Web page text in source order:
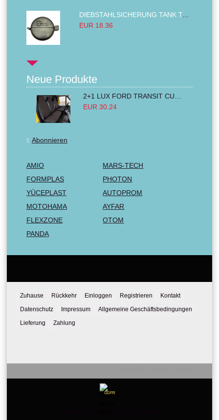
DIEBSTAHLSICHERUNG TANK TANKDECKEL DIESELTANK KRAFTSTOFFTANKDECKEL VERRIEGELUNG PASSEND FÜR LKW PKW TRAKTOREN BAGGER 80MM
EUR 18.36
Neue Produkte
EUR 30.24
Abonnieren
AMIO
MARS-TECH
FORMPLAS
PHOTON
YÜCEPLAST
AUTOPROM
MOTOHAMA
AYFAR
FLEXZONE
OTOM
PANDA
Zuhause Rückkehr Einloggen Registrieren
Kontakt
Datenschutz
Impressum
Allgemeine Geschäftsbedingungen
Lieferung
Zahlung
GDPR